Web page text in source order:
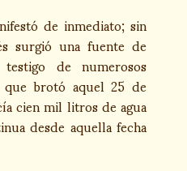
de inmediato; sin
surgió una fuente de
de numerosos
brotó aquel 25 de
cien mil litros de agua
desde aquella fecha